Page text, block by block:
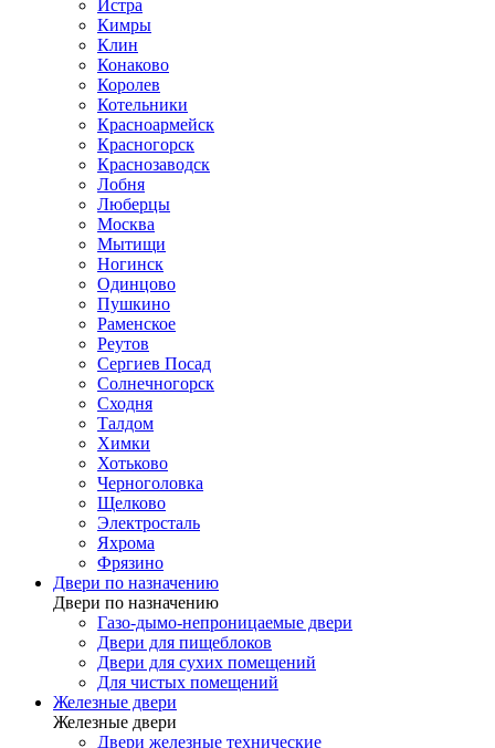
Истра
Кимры
Клин
Конаково
Королев
Котельники
Красноармейск
Красногорск
Краснозаводск
Лобня
Люберцы
Москва
Мытищи
Ногинск
Одинцово
Пушкино
Раменское
Реутов
Сергиев Посад
Солнечногорск
Сходня
Талдом
Химки
Хотьково
Черноголовка
Щелково
Электросталь
Яхрома
Фрязино
Двери по назначению
Двери по назначению
Газо-дымо-непроницаемые двери
Двери для пищеблоков
Двери для сухих помещений
Для чистых помещений
Железные двери
Железные двери
Двери железные технические